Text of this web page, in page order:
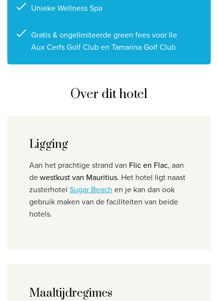
Unieke Wellness Spa
Gratis & ongelimiteerde green fees voor Ile
Aux Cerfs Golf Club en Tamarina Golf Club
Over dit hotel
Ligging
Aan het prachtige strand van Flic en Flac, aan
dewestkust van Mauritius. Het hotel ligt naast
zusterhotel Sugar Beach en je kan dan ook
gebruik maken van de faciliteiten van beide
hotels.
Maaltijdregimes